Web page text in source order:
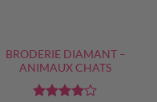
BRODERIE DIAMANT –
ANIMAUX CHATS